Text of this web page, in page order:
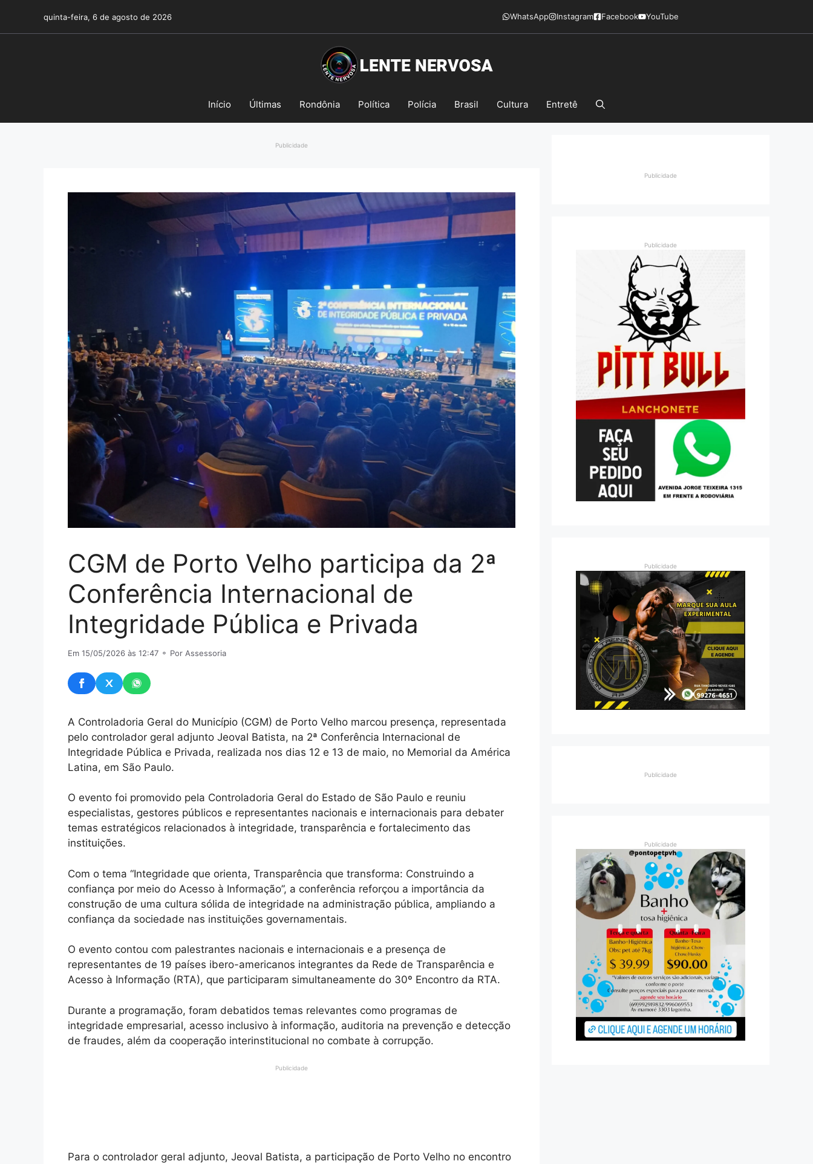
o
quinta-feira, 6 de agosto de 2026 WhatsApp Instagram Facebook YouTube
Início Últimas Rondônia Política Polícia Brasil Cultura Entretê
Publicidade
CGM de Porto Velho participa da 2ª
Conferência Internacional de
Integridade Pública e Privada
Em 15/05/2026 às 12:47 ⚬ Por Assessoria
A Controladoria Geral do Município (CGM) de Porto Velho marcou presença, representada
pelo controlador geral adjunto Jeoval Batista, na 2ª Conferência Internacional de
Integridade Pública e Privada, realizada nos dias 12 e 13 de maio, no Memorial da América
Latina, em São Paulo.
O evento foi promovido pela Controladoria Geral do Estado de São Paulo e reuniu
especialistas, gestores públicos e representantes nacionais e internacionais para debater
temas estratégicos relacionados à integridade, transparência e fortalecimento das
instituições.
Com o tema “Integridade que orienta, Transparência que transforma: Construindo a
confiança por meio do Acesso à Informação”, a conferência reforçou a importância da
construção de uma cultura sólida de integridade na administração pública, ampliando a
confiança da sociedade nas instituições governamentais.
O evento contou com palestrantes nacionais e internacionais e a presença de
representantes de 19 países ibero-americanos integrantes da Rede de Transparência e
Acesso à Informação (RTA), que participaram simultaneamente do 30º Encontro da RTA.
Durante a programação, foram debatidos temas relevantes como programas de
integridade empresarial, acesso inclusivo à informação, auditoria na prevenção e detecção
de fraudes, além da cooperação interinstitucional no combate à corrupção.
Publicidade
Para o controlador geral adjunto, Jeoval Batista, a participação de Porto Velho no encontro
Publicidade
Publicidade
Publicidade
Publicidade
Publicidade